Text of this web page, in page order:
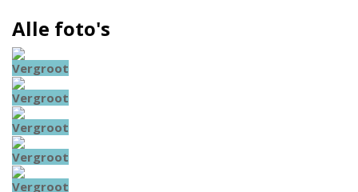
Alle foto's
Vergroot
Vergroot
Vergroot
Vergroot
Vergroot